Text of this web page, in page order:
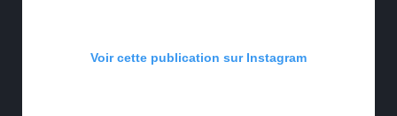
Voir cette publication sur Instagram